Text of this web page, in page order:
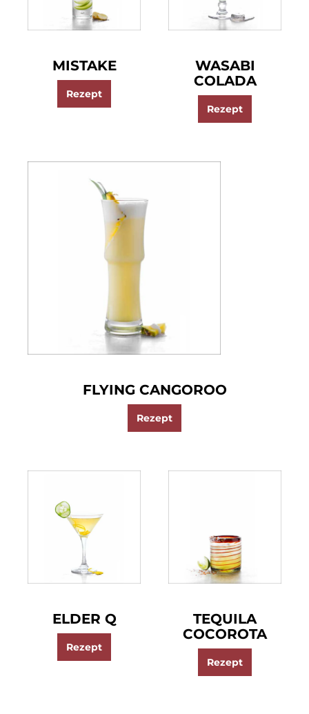
MISTAKE
Rezept
WASABI
COLADA
Rezept
FLYING CANGOROO
Rezept
ELDER Q
Rezept
TEQUILA
COCOROTA
Rezept